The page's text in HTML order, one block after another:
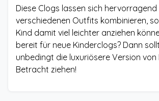
Diese Clogs lassen sich hervorragend
verschiedenen Outfits kombinieren,
Kind damit viel leichter anziehen
bereit für neue Kinderclogs? Dann
unbedingt die luxuriösere Version von
Betracht ziehen!